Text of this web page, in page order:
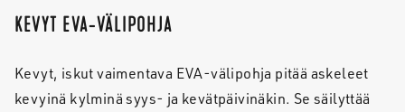
KEVYT EVA-VÄLIPOHJA
Kevyt, iskut vaimentava EVA-välipohja pitää askeleet
kevyinä kylminä syys- ja kevätpäivinäkin. Se säilyttää